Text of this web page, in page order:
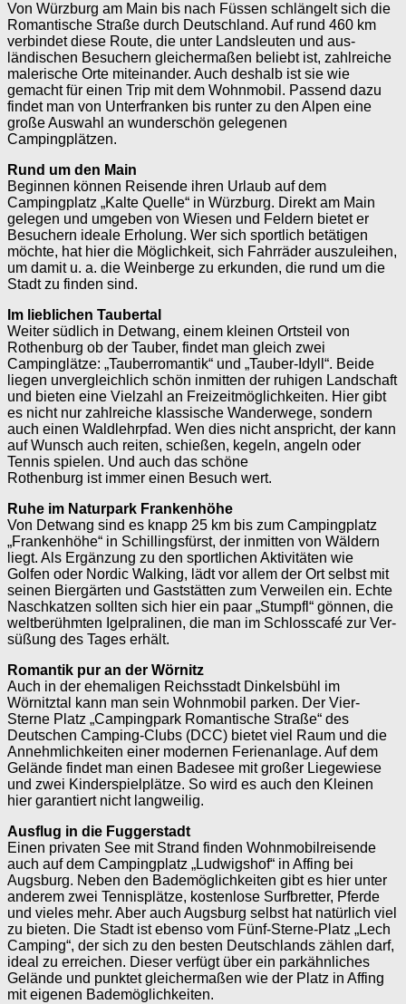
Von Würzburg am Main bis nach Füssen schlängelt sich die
Romantische Straße durch Deutschland. Auf rund 460 km
verbindet diese Route, die unter Landsleuten und aus­
ländischen Besuchern gleichermaßen beliebt ist, zahlreiche
malerische Orte miteinander. Auch deshalb ist sie wie
gemacht für einen Trip mit dem Wohnmobil. Passend dazu
findet man von Unterfranken bis runter zu den Alpen eine
große Auswahl an wunderschön gelegenen
Campingplätzen.
Rund um den Main
Beginnen können Reisende ihren Urlaub auf dem
Campingplatz „Kalte Quelle“ in Würzburg. Direkt am Main
gelegen und umgeben von Wiesen und Feldern bietet er
Besuchern ideale Erholung. Wer sich sportlich betätigen
möchte, hat hier die Möglichkeit, sich Fahr­räder auszuleihen,
um damit u. a. die Wein­berge zu erkunden, die rund um die
Stadt zu finden sind.
Im lieblichen Taubertal
Weiter südlich in Detwang, einem kleinen Ortsteil von
Rothenburg ob der Tauber, findet man gleich zwei
Campinglätze: „Tauberromantik“ und „Tauber-Idyll“. Beide
liegen unvergleichlich schön inmitten der ruhigen Landschaft
und bieten eine Vielzahl an Freizeit­möglichkeiten. Hier gibt
es nicht nur zahlreiche klassische Wanderwege, sondern
auch einen Waldlehrpfad. Wen dies nicht anspricht, der kann
auf Wunsch auch reiten, schießen, kegeln, angeln oder
Tennis spielen. Und auch das schöne
Rothenburg ist immer einen Besuch wert.
Ruhe im Naturpark Frankenhöhe
Von Detwang sind es knapp 25 km bis zum Campingplatz
„Frankenhöhe“ in Schillingsfürst, der inmitten von Wäldern
liegt. Als Ergänzung zu den sportlichen Aktivitäten wie
Golfen oder Nordic Walking, lädt vor allem der Ort selbst mit
seinen Biergärten und Gaststätten zum Verweilen ein. Echte
Naschkatzen sollten sich hier ein paar „Stumpfl“ gönnen, die
welt­berühmten Igelpralinen, die man im Schlosscafé zur Ver­
süßung des Tages erhält.
Romantik pur an der Wörnitz
Auch in der ehemaligen Reichsstadt Dinkelsbühl im
Wörnitztal kann man sein Wohnmobil parken. Der Vier-
Sterne Platz „Campingpark Romantische Straße“ des
Deutschen Camping-Clubs (DCC) bietet viel Raum und die
Annehmlichkeiten einer modernen Ferien­anlage. Auf dem
Gelände findet man einen Badesee mit großer Liegewiese
und zwei Kinder­spielplätze. So wird es auch den Kleinen
hier garantiert nicht langweilig.
Ausflug in die Fuggerstadt
Einen privaten See mit Strand finden Wohn­mobilreisende
auch auf dem Campingplatz „Ludwigshof“ in Affing bei
Augsburg. Neben den Bademöglichkeiten gibt es hier unter
anderem zwei Tennisplätze, kostenlose Surf­bretter, Pferde
und vieles mehr. Aber auch Augsburg selbst hat natürlich viel
zu bieten. Die Stadt ist ebenso vom Fünf-Sterne-Platz „Lech
Camping“, der sich zu den besten Deutschlands zählen darf,
ideal zu erreichen. Dieser verfügt über ein parkähnliches
Gelände und punktet gleichermaßen wie der Platz in ­Affing
mit eigenen Bademöglichkeiten.